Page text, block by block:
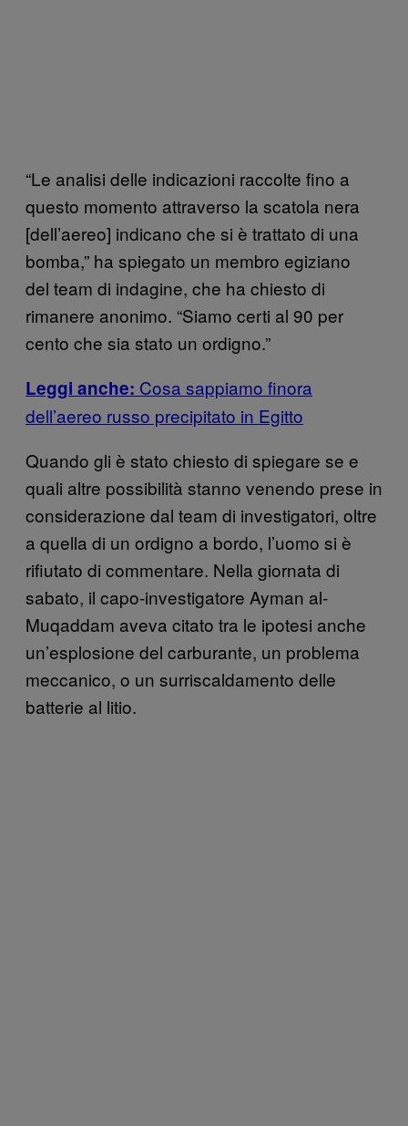
“Le analisi delle indicazioni raccolte fino a
questo momento attraverso la scatola nera
[dell’aereo] indicano che si è trattato di una
bomba,” ha spiegato un membro egiziano
del team di indagine, che ha chiesto di
rimanere anonimo. “Siamo certi al 90 per
cento che sia stato un ordigno.”
Leggi anche: Cosa sappiamo finora
dell’aereo russo precipitato in Egitto
Quando gli è stato chiesto di spiegare se e
quali altre possibilità stanno venendo prese in
considerazione dal team di investigatori, oltre
a quella di un ordigno a bordo, l’uomo si è
rifiutato di commentare. Nella giornata di
sabato, il capo-investigatore Ayman al-
Muqaddam aveva citato tra le ipotesi anche
un’esplosione del carburante, un problema
meccanico, o un surriscaldamento delle
batterie al litio.